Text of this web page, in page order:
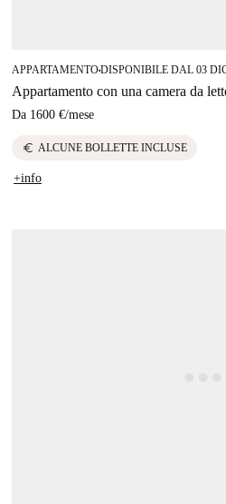
APPARTAMENTO■DISPONIBILE DAL 03
Appartamento con una camera da
Da 1600 €/mese
euro ALCUNE BOLLETTE INCLUSE
+info